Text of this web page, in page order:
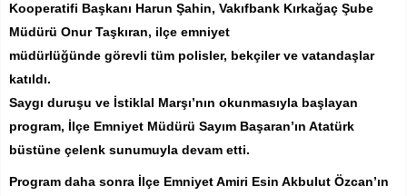
Kooperatifi Başkanı Harun Şahin, Vakıfbank Kırkağaç Şube
Müdürü Onur Taşkıran, ilçe emniyet
müdürlüğünde görevli tüm polisler, bekçiler ve vatandaşlar
katıldı.
Saygı duruşu ve İstiklal Marşı’nın okunmasıyla başlayan
program, İlçe Emniyet Müdürü Sayım Başaran’ın Atatürk
büstüne çelenk sunumuyla devam etti.
Program daha sonra İlçe Emniyet Amiri Esin Akbulut Özcan’ın